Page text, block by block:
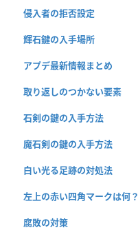
侵入者の拒否設定
輝石鍵の入手場所
アプデ最新情報まとめ
取り返しのつかない要素
石剣の鍵の入手方法
魔石剣の鍵の入手方法
白い光る足跡の対処法
左上の赤い四角マークは何？
腐敗の対策